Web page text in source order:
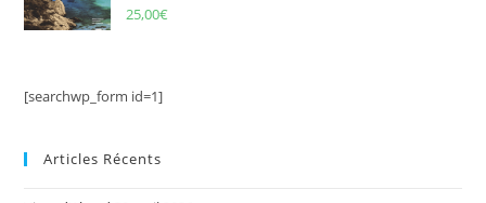
25,00€
[searchwp_form id=1]
Articles Récents